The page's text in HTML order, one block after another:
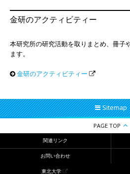
金研のアクティビティー
本研究所の研究活動を取りまとめ、冊子
ます。
金研のアクティビティー
Sitemap
PAGE TOP
関連リンク
お問い合わせ
東北大学